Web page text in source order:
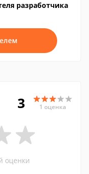
разработчика
3 1 оценка
оценки